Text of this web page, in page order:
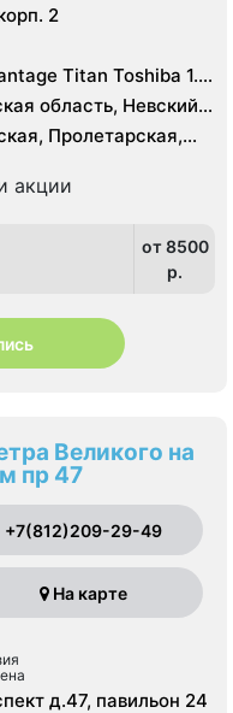
2
Titan Toshiba 1.5
160 срезов
область, Невский,
Пролетарская,
акции
от 8500
p.
Великого на
пр 47
+7(812)209-29-49
На карте
д.47, павильон 24